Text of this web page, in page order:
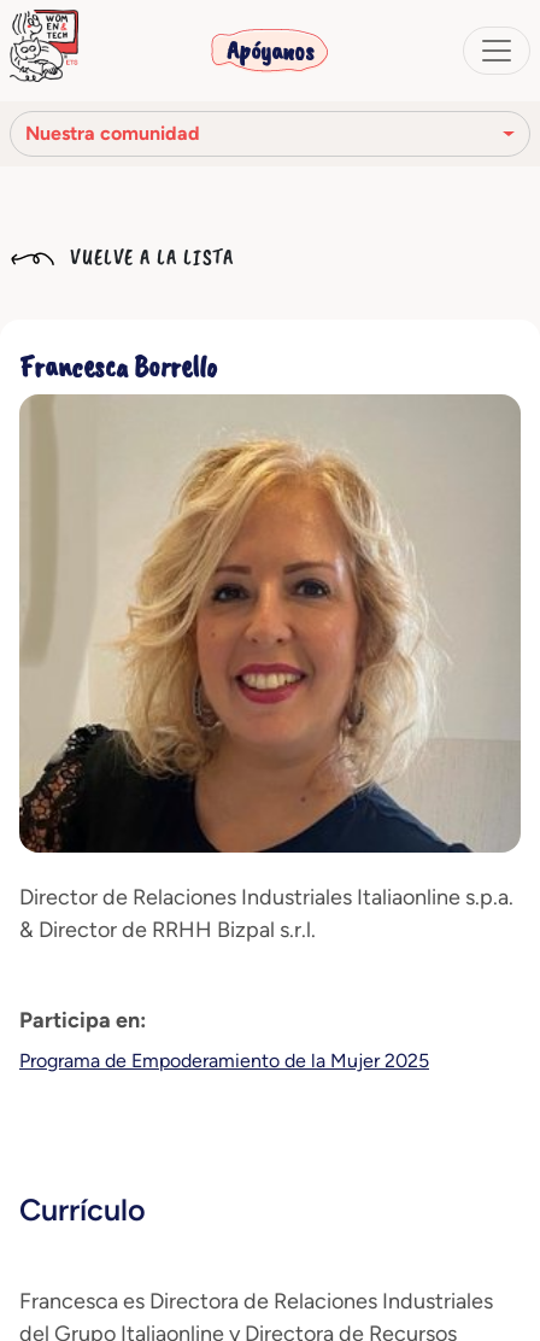
Apóyanos
Nuestra comunidad
Nuestra historia
Código Ético
Nuestra red
Nuestra comunidad
VUELVE A LA LISTA
Francesca Borrello
Director de Relaciones Industriales Italiaonline s.p.a.
& Director de RRHH Bizpal s.r.l.
Participa en:
Programa de Empoderamiento de la Mujer 2025
Currículo
Francesca es Directora de Relaciones Industriales
del Grupo Italiaonline y Directora de Recursos